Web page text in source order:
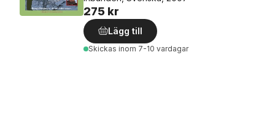
275 kr
Lägg till
Skickas inom 7-10 vardagar